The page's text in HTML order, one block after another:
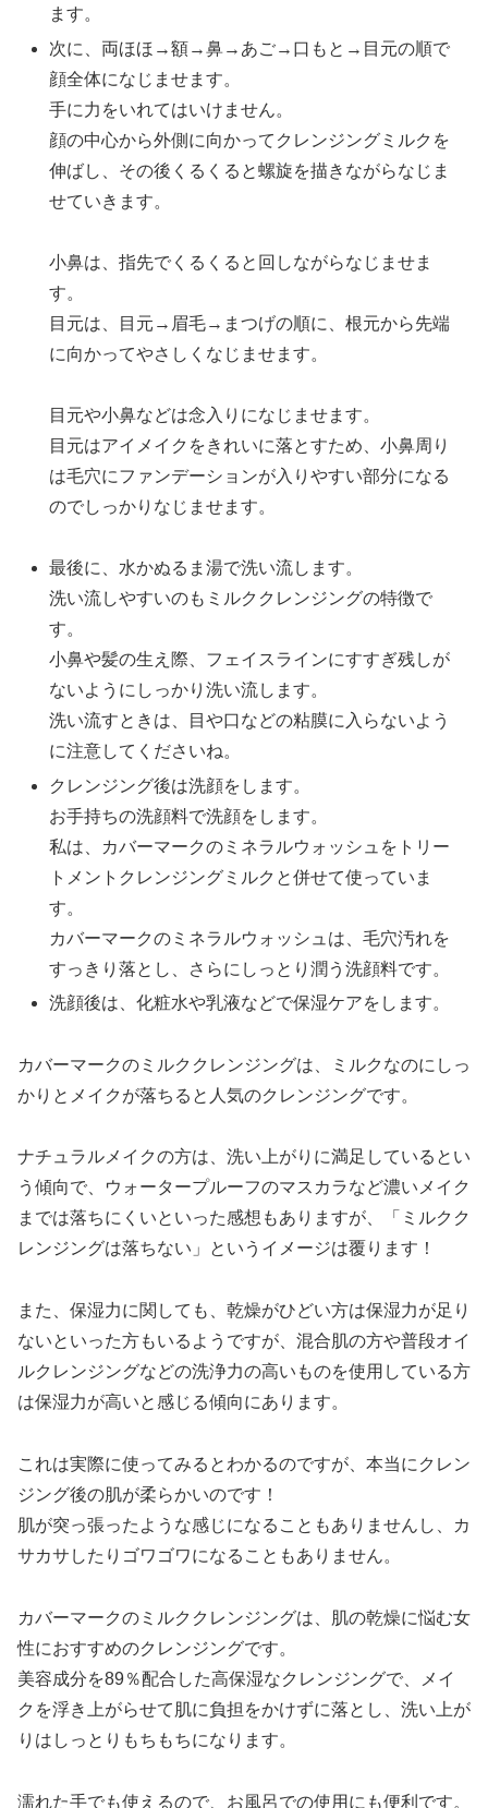
ます。
次に、両ほほ→額→鼻→あご→口もと→目元の順で
顔全体になじませます。
手に力をいれてはいけません。
顔の中心から外側に向かってクレンジングミルクを
伸ばし、その後くるくると螺旋を描きながらなじま
せていきます。
小鼻は、指先でくるくると回しながらなじませま
す。
目元は、目元→眉毛→まつげの順に、根元から先端
に向かってやさしくなじませます。
目元や小鼻などは念入りになじませます。
目元はアイメイクをきれいに落とすため、小鼻周り
は毛穴にファンデーションが入りやすい部分になる
のでしっかりなじませます。
最後に、水かぬるま湯で洗い流します。
洗い流しやすいのもミルククレンジングの特徴で
す。
小鼻や髪の生え際、フェイスラインにすすぎ残しが
ないようにしっかり洗い流します。
洗い流すときは、目や口などの粘膜に入らないよう
に注意してくださいね。
クレンジング後は洗顔をします。
お手持ちの洗顔料で洗顔をします。
私は、カバーマークのミネラルウォッシュをトリー
トメントクレンジングミルクと併せて使っていま
す。
カバーマークのミネラルウォッシュは、毛穴汚れを
すっきり落とし、さらにしっとり潤う洗顔料です。
洗顔後は、化粧水や乳液などで保湿ケアをします。
カバーマークのミルククレンジングは、ミルクなのにしっ
かりとメイクが落ちると人気のクレンジングです。
ナチュラルメイクの方は、洗い上がりに満足しているとい
う傾向で、ウォータープルーフのマスカラなど濃いメイク
までは落ちにくいといった感想もありますが、「ミルクク
レンジングは落ちない」というイメージは覆ります！
また、保湿力に関しても、乾燥がひどい方は保湿力が足り
ないといった方もいるようですが、混合肌の方や普段オイ
ルクレンジングなどの洗浄力の高いものを使用している方
は保湿力が高いと感じる傾向にあります。
これは実際に使ってみるとわかるのですが、本当にクレン
ジング後の肌が柔らかいのです！
肌が突っ張ったような感じになることもありませんし、カ
サカサしたりゴワゴワになることもありません。
カバーマークのミルククレンジングは、肌の乾燥に悩む女
性におすすめのクレンジングです。
美容成分を89％配合した高保湿なクレンジングで、メイ
クを浮き上がらせて肌に負担をかけずに落とし、洗い上が
りはしっとりもちもちになります。
濡れた手でも使えるので、お風呂での使用にも便利です。